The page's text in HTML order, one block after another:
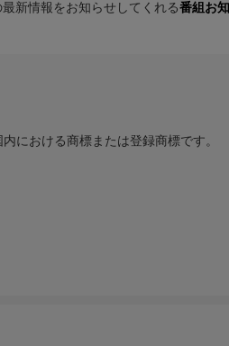
新情報をお知らせしてくれる番組お
における商標または登録商標です。